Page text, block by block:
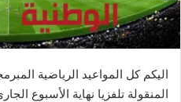
اليكم كل المواعيد الرياضية
المنقولة تلفزيا نهاية الأسبوع